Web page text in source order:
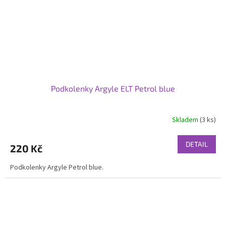
Podkolenky Argyle ELT Petrol blue
Skladem (3 ks)
220 Kč DETAIL
Podkolenky Argyle Petrol blue.